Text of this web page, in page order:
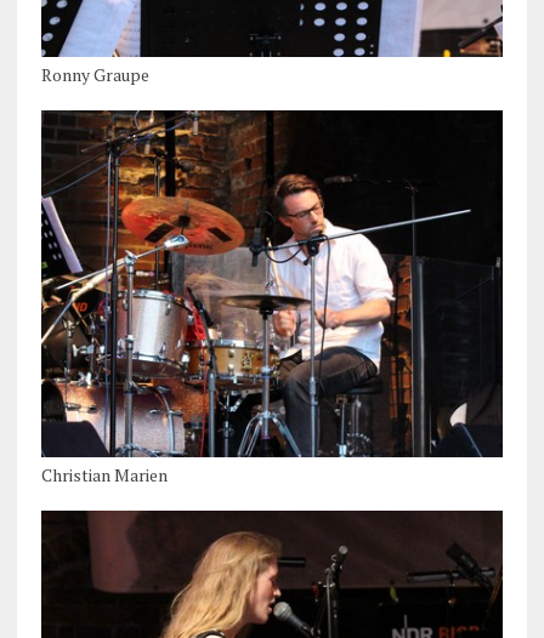
Ronny Graupe
Christian Marien